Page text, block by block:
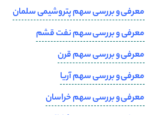
معرفی و بررسی سهم پتروشیمی سلمان
معرفی و بررسی سهم نفت قشم
معرفی و بررسی سهم قرن
معرفی و بررسی سهم آریا
معرفی و بررسی سهم خراسان